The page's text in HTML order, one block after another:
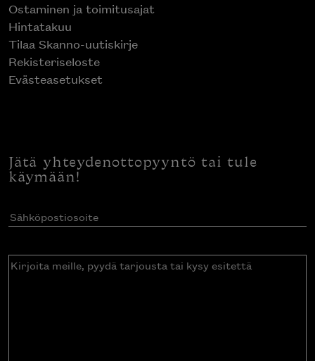
Ostaminen ja toimitusajat
Hintatakuu
Tilaa Skanno-uutiskirje
Rekisteriseloste
Evästeasetukset
Jätä yhteydenottopyyntö tai tule
käymään!
Sähköpostiosoite(Pakollinen)
Kirjoita